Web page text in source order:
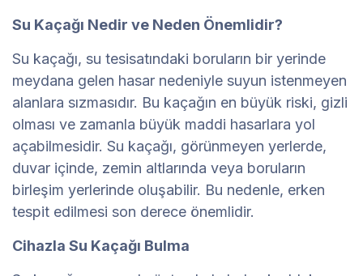
Su Kaçağı Nedir ve Neden Önemlidir?
Su kaçağı, su tesisatındaki boruların bir yerinde
meydana gelen hasar nedeniyle suyun istenmeyen
alanlara sızmasıdır. Bu kaçağın en büyük riski, gizli
olması ve zamanla büyük maddi hasarlara yol
açabilmesidir. Su kaçağı, görünmeyen yerlerde,
duvar içinde, zemin altlarında veya boruların
birleşim yerlerinde oluşabilir. Bu nedenle, erken
tespit edilmesi son derece önemlidir.
Cihazla Su Kaçağı Bulma